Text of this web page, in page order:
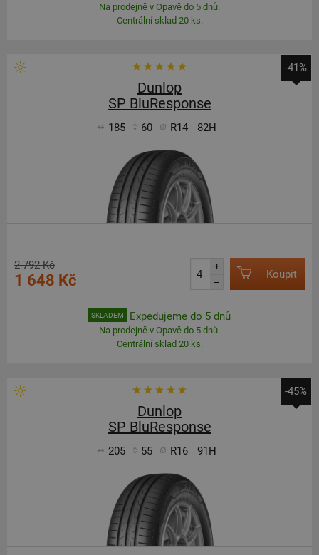
Na prodejně v Opavě do 5 dnů.
Centrální sklad 20 ks.
-41%
Dunlop
SP BluResponse
185 60 R14 82H
2 792 Kč
1 648 Kč
+
–
Koupit
SKLADEM Expedujeme do 5 dnů
Na prodejně v Opavě do 5 dnů.
Centrální sklad 20 ks.
-45%
Dunlop
SP BluResponse
205 55 R16 91H